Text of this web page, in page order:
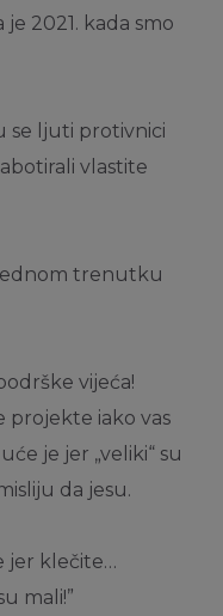
2021. kada smo
se ljuti protivnici
vlastite
jednom trenutku
vijeća!
projekte iako vas
je jer „veliki“ su
da jesu.
jer klečite…
mali!”